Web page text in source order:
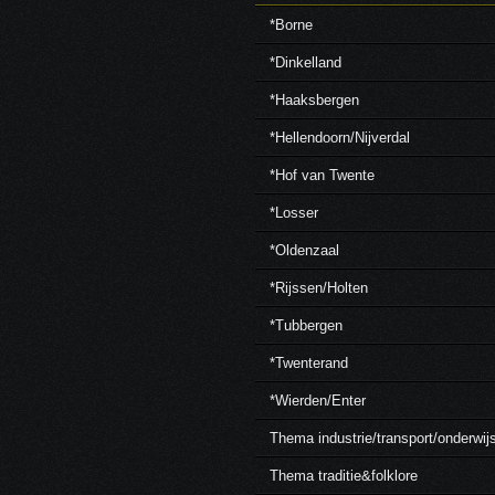
*Borne
*Dinkelland
*Haaksbergen
*Hellendoorn/Nijverdal
*Hof van Twente
*Losser
*Oldenzaal
*Rijssen/Holten
*Tubbergen
*Twenterand
*Wierden/Enter
Thema industrie/transport/
Thema traditie&folklore